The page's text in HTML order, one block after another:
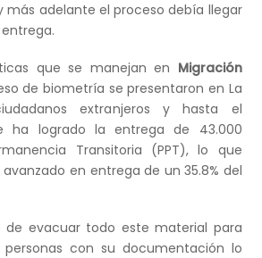
más adelante el proceso debía llegar
que se manejan en Migración
de biometría se presentaron en La
extranjeros y hasta el
ha logrado la entrega de 43.000
Transitoria (PPT), lo que
en entrega de un 35.8% del
de evacuar todo este material para
con su documentación lo